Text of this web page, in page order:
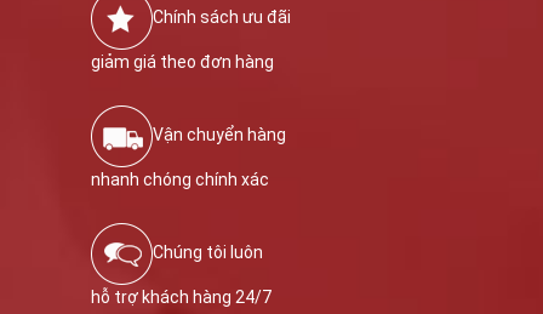
Chính sách ưu đãi
giảm giá theo đơn hàng
Vận chuyển hàng
nhanh chóng chính xác
Chúng tôi luôn
hỗ trợ khách hàng 24/7